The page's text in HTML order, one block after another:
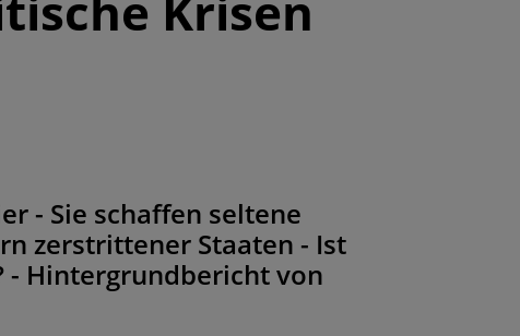
- Sie schaffen seltene
zerstrittener Staaten - Ist
- Hintergrundbericht von